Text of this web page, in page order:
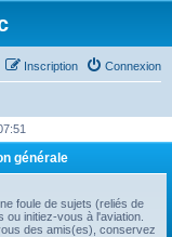
Connexion
Inscription
générale
foule de sujets (reliés de
initiez-vous à l'aviation.
des amis(es), conservez